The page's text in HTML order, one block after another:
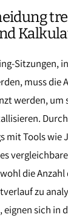
Sitzungen,
muss die
werden, um
mit Tools wie
die Anzahl
zu
sich in